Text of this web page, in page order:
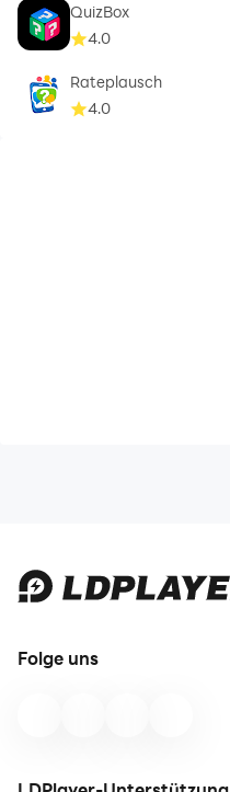
QuizBox
4.0
Rateplausch
4.0
Folge uns